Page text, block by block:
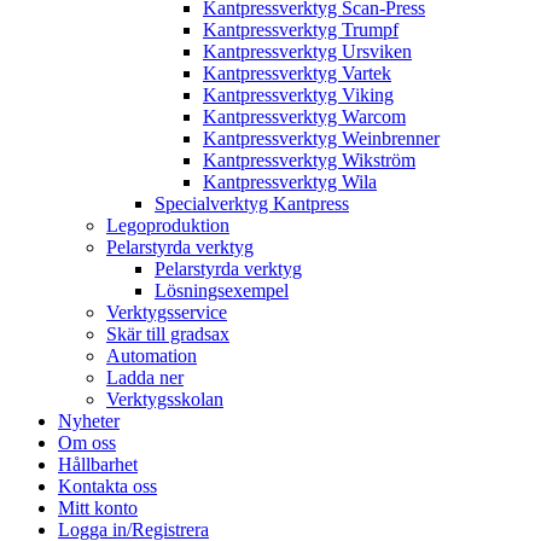
Kantpressverktyg Scan-Press
Kantpressverktyg Trumpf
Kantpressverktyg Ursviken
Kantpressverktyg Vartek
Kantpressverktyg Viking
Kantpressverktyg Warcom
Kantpressverktyg Weinbrenner
Kantpressverktyg Wikström
Kantpressverktyg Wila
Specialverktyg Kantpress
Legoproduktion
Pelarstyrda verktyg
Pelarstyrda verktyg
Lösningsexempel
Verktygsservice
Skär till gradsax
Automation
Ladda ner
Verktygsskolan
Nyheter
Om oss
Hållbarhet
Kontakta oss
Mitt konto
Logga in/Registrera